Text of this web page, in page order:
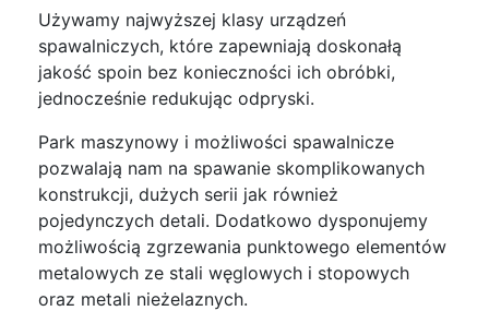
Używamy najwyższej klasy urządzeń
spawalniczych, które zapewniają doskonałą
jakość spoin bez konieczności ich obróbki,
jednocześnie redukując odpryski.
Park maszynowy i możliwości spawalnicze
pozwalają nam na spawanie skomplikowanych
konstrukcji, dużych serii jak również
pojedynczych detali. Dodatkowo dysponujemy
możliwością zgrzewania punktowego elementów
metalowych ze stali węglowych i stopowych
oraz metali nieżelaznych.